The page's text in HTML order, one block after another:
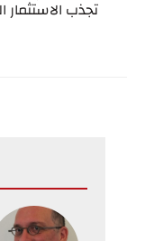
تجذب الاستثمار